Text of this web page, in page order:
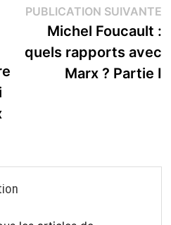
:
PUBLICATION SUIVANTE
Michel Foucault :
quels rapports avec
Marx ? Partie I